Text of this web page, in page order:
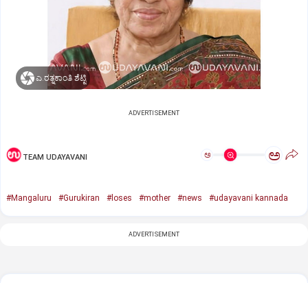
ಎ.ರತ್ನಕಾಂತಿ ಶೆಟ್ಟಿ
ADVERTISEMENT
TEAM UDAYAVANI ಅ ಅ
#Mangaluru #Gurukiran #loses #mother #news #udayavani kannada
ADVERTISEMENT